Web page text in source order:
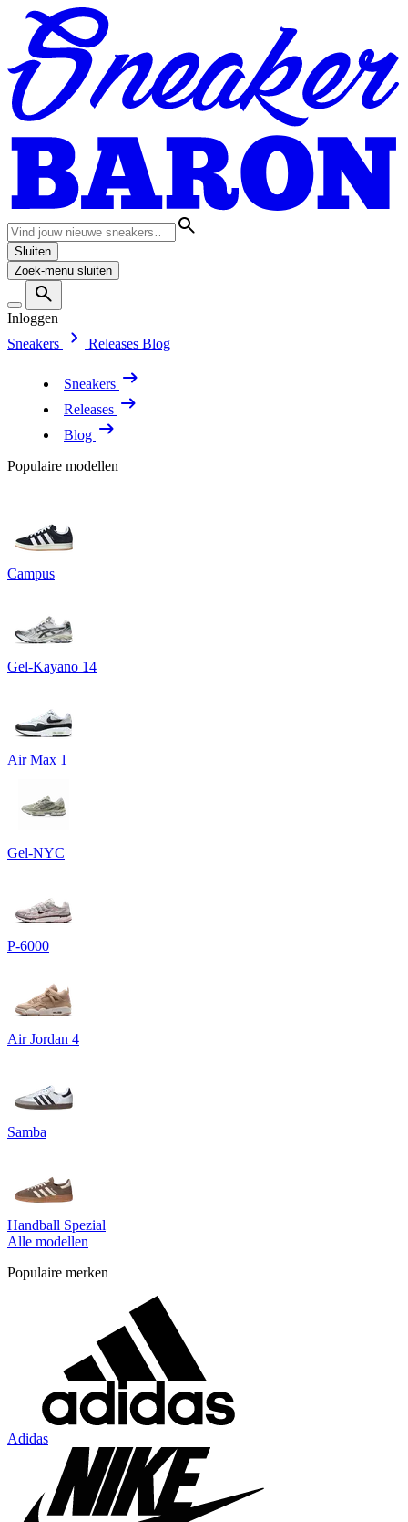
Sluiten
Zoek-menu sluiten
Inloggen
Sneakers
Releases Blog
Sneakers
Releases
Blog
Populaire modellen
Campus
Gel-Kayano 14
Air Max 1
Gel-NYC
P-6000
Air Jordan 4
Samba
Handball Spezial
Alle modellen
Populaire merken
Adidas